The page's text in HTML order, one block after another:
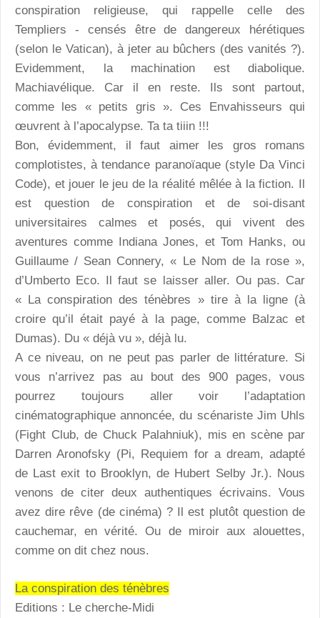
conspiration religieuse, qui rappelle celle des
Templiers - censés être de dangereux hérétiques
(selon le Vatican), à jeter au bûchers (des vanités ?).
Evidemment, la machination est diabolique.
Machiavélique. Car il en reste. Ils sont partout,
comme les « petits gris ». Ces Envahisseurs qui
œuvrent à l’apocalypse. Ta ta tiiin !!!
Bon, évidemment, il faut aimer les gros romans
complotistes, à tendance paranoïaque (style Da Vinci
Code), et jouer le jeu de la réalité mêlée à la fiction. Il
est question de conspiration et de soi-disant
universitaires calmes et posés, qui vivent des
aventures comme Indiana Jones, et Tom Hanks, ou
Guillaume / Sean Connery, « Le Nom de la rose »,
d’Umberto Eco. Il faut se laisser aller. Ou pas. Car
« La conspiration des ténèbres » tire à la ligne (à
croire qu’il était payé à la page, comme Balzac et
Dumas). Du « déjà vu », déjà lu.
A ce niveau, on ne peut pas parler de littérature. Si
vous n’arrivez pas au bout des 900 pages, vous
pourrez toujours aller voir l’adaptation
cinématographique annoncée, du scénariste Jim Uhls
(Fight Club, de Chuck Palahniuk), mis en scène par
Darren Aronofsky (Pi, Requiem for a dream, adapté
de Last exit to Brooklyn, de Hubert Selby Jr.). Nous
venons de citer deux authentiques écrivains. Vous
avez dire rêve (de cinéma) ? Il est plutôt question de
cauchemar, en vérité. Ou de miroir aux alouettes,
comme on dit chez nous.
La conspiration des ténèbres
Editions : Le cherche-Midi